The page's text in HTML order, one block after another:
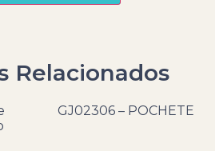
Relacionados
GJ02306 – POCHETE